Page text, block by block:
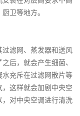
卫等地方。
滤网、蒸发器和送风
后，就会产生细菌、
充斥在过滤网散片等
这样就会加剧中央空
对中央空调进行清洗